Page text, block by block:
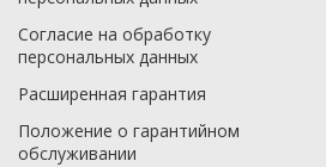
Согласие на обработку
персональных данных
Расширенная гарантия
Положение о гарантийном
обслуживании